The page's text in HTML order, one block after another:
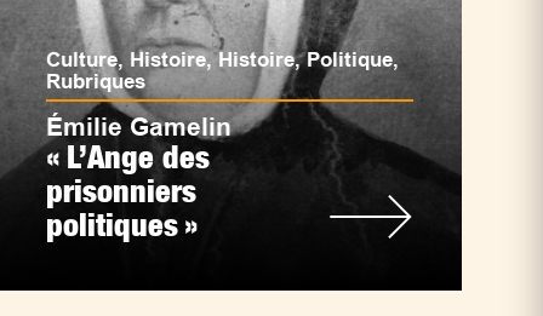
Culture, Histoire, Histoire,Politique,
Rubriques
Émilie Gamelin
« L’Ange des
prisonniers
politiques »